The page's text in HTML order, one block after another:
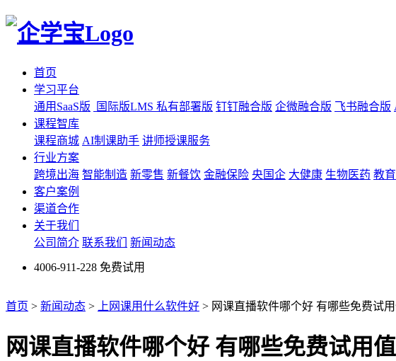
首页
学习平台
通用SaaS版
国际版LMS 私有部署版 钉钉融合版 企微融合版 飞书融合版
课程智库
课程商城 AI制课助手 讲师授课服务
行业方案
跨境出海 智能制造 新零售 新餐饮 金融保险 央国企 大健康 生物医药 教
客户案例
渠道合作
关于我们
公司简介 联系我们 新闻动态
4006-911-228 免费试用
首页 > 新闻动态 > 上网课用什么软件好 > 网课直播软件哪个好 有哪些免费试
网课直播软件哪个好 有哪些免费试用